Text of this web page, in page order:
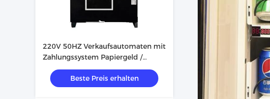
220V 50HZ Verkaufsautomaten mit
Zahlungssystem Papiergeld /
Münze / Scan und individuell
angepasstes Farbsticker
Beste Preis erhalten